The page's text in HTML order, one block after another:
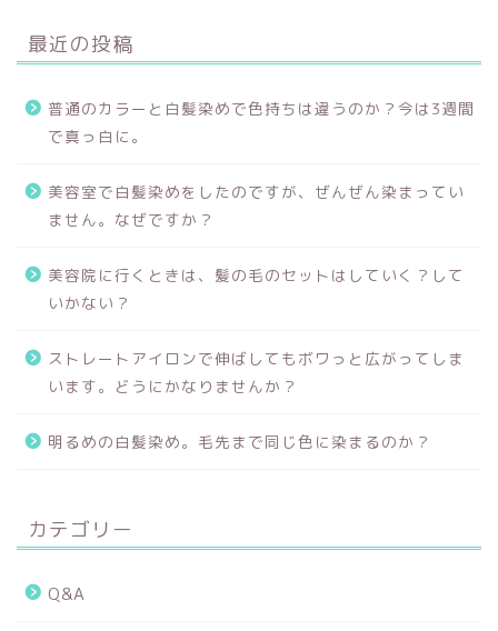
最近の投稿
普通のカラーと白髪染めで色持ちは違うのか？今は3週間
で真っ白に。
美容室で白髪染めをしたのですが、ぜんぜん染まってい
ません。なぜですか？
美容院に行くときは、髪の毛のセットはしていく？して
いかない？
ストレートアイロンで伸ばしてもボワっと広がってしま
います。どうにかなりませんか？
明るめの白髪染め。毛先まで同じ色に染まるのか？
カテゴリー
Q&A